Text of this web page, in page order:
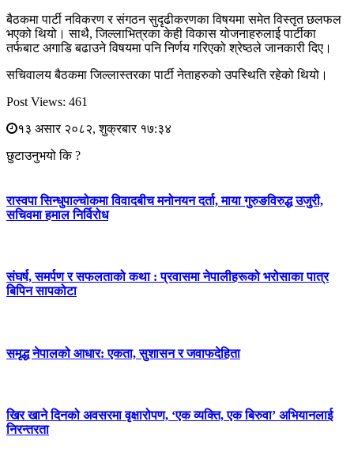
बैठकमा पार्टी नविकरण र संगठन सुदृढीकरणका विषयमा समेत विस्तृत छलफल
भएको थियो। साथै, जिल्लाभित्रका केही विकास योजनाहरुलाई पार्टीका
तर्फबाट अगाडि बढाउने विषयमा पनि निर्णय गरिएको श्रेष्ठले जानकारी दिए।
सचिवालय बैठकमा जिल्लास्तरका पार्टी नेताहरुको उपस्थिति रहेको थियो।
Post Views: 461
१३ असार २०८२, शुक्रबार १७:३४
छुटाउनुभयो कि ?
रास्वपा सिन्धुपाल्चोकमा विवादबीच मनोनयन दर्ता, माया गुरुङविरुद्ध उजुरी,
सचिवमा हमाल निर्विरोध
संघर्ष, समर्पण र सफलताको कथा : प्रवासमा नेपालीहरूको भरोसाका पात्र
बिपिन सापकोटा
समृद्ध नेपालको आधार: एकता, सुशासन र जवाफदेहिता
खिर खाने दिनको अवसरमा वृक्षारोपण, ‘एक व्यक्ति, एक बिरुवा’ अभियानलाई
निरन्तरता